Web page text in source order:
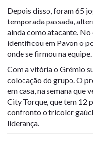
Depois disso, foram 65
temporada passada,
ainda como atacante.
identificou em Pavon o
onde se firmou na equipe.
Com a vitória o Grêmio
colocação do grupo. O
em casa, na semana que
City Torque, que tem 12
confronto o tricolor
liderança.